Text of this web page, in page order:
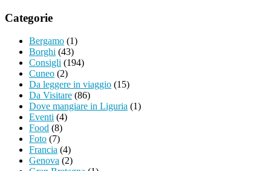
Categorie
Bergamo (1)
Borghi (43)
Consigli (194)
Cuneo (2)
Da leggere in viaggio (15)
Da Visitare (86)
Dove mangiare in Liguria (1)
Eventi (4)
Food (8)
Foto (7)
Francia (4)
Genova (2)